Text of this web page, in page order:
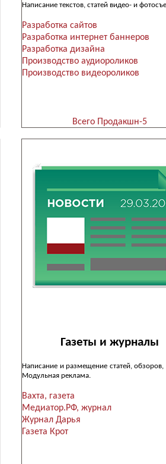
Написание текстов, статей видео- и
Разработка сайтов
Разработка интернет баннеров
Разработка дизайна
Производство аудиороликов
Производство видеороликов
Всего Продакшн-5
Газеты и журналы
Написание и размещение статей, обзоров,
Модульная реклама.
Вахта, газета
Медиатор.РФ, журнал
Журнал Дарья
Газета Крот